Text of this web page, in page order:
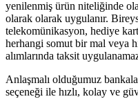
yenilenmiş ürün niteliğinde
olarak olarak uygulanır.
telekomünikasyon, hediye
herhangi somut bir mal veya
alımlarında taksit
Anlaşmalı olduğumuz
seçeneği ile hızlı, kolay ve